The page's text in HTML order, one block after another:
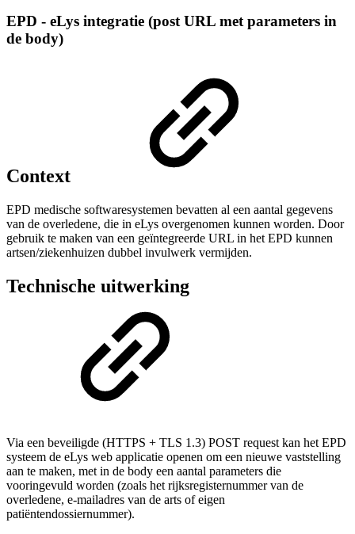
EPD - eLys integratie (post URL met parameters in
de body)
Context
EPD medische softwaresystemen bevatten al een aantal gegevens
van de overledene, die in eLys overgenomen kunnen worden. Door
gebruik te maken van een geïntegreerde URL in het EPD kunnen
artsen/ziekenhuizen dubbel invulwerk vermijden.
Technische uitwerking
Via een beveiligde (HTTPS + TLS 1.3) POST request kan het EPD
systeem de eLys web applicatie openen om een nieuwe vaststelling
aan te maken, met in de body een aantal parameters die
vooringevuld worden (zoals het rijksregisternummer van de
overledene, e-mailadres van de arts of eigen
patiëntendossiernummer).